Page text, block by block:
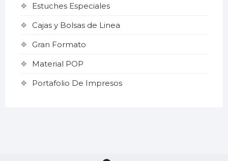
Estuches Especiales
Cajas y Bolsas de Linea
Gran Formato
Material POP
Portafolio De Impresos